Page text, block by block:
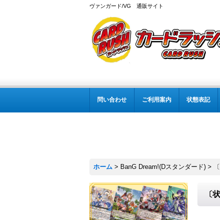
ヴァンガード/VG 通販サイト
問い合わせ ご利用案内 状態表記
ホーム > BanG Dream!(Dスタンダード) >
〔